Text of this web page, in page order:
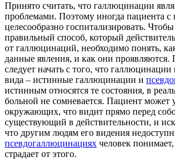
Принято считать, что галлюцинации
проблемами. Поэтому иногда пациента
целесообразно госпитализировать.
правильный способ, который
от галлюцинаций, необходимо понять,
данные явления, и как они проявляются.
следует начать с того, что
вида – истинные галлюцинации и
истинным относятся те состояния, в
больной не сомневается. Пациент может
окружающих, что видит прямо перед
существующий в действительности, и
что другим людям его видения
псевдогаллюцинациях человек
страдает от этого.